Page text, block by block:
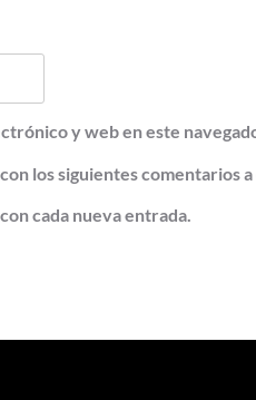
y web en este
los siguientes comentarios a
cada nueva entrada.